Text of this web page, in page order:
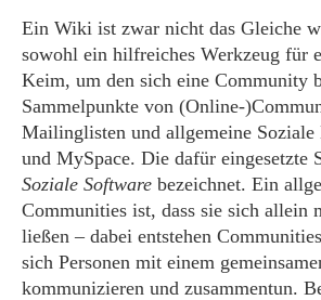
Ein Wiki ist zwar nicht das Gleiche
sowohl ein hilfreiches Werkzeug für
Keim, um den sich eine Community
Sammelpunkte von (Online-
Mailinglisten und allgemeine
und MySpace. Die dafür eingesetzte
Soziale Software bezeichnet. Ein
Communities ist, dass sie sich allein
ließen – dabei entstehen
sich Personen mit einem
kommunizieren und zusammentun.